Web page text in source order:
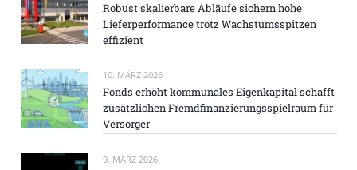
Robust skalierbare Abläufe sichern hohe
Lieferperformance trotz Wachstumsspitzen
effizient
10. MÄRZ 2026
Fonds erhöht kommunales Eigenkapital schafft
zusätzlichen Fremdfinanzierungsspielraum für
Versorger
9. MÄRZ 2026